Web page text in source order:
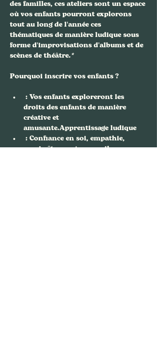
des familles, ces ateliers sont un espace
où vos enfants pourront explorons
tout au long de l'année ces
thématiques de manière ludique sous
forme d'improvisations d'albums et de
scènes de théâtre.*
droits des enfants de manière
créative et
amusante.Apprentissage ludique
savoir-être en groupe... ils